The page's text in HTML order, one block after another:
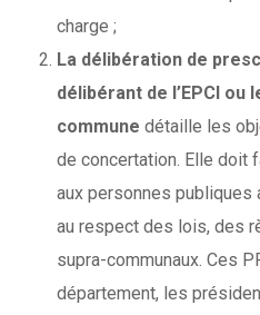
charge ;
La délibération de
délibérant de l’EPCI ou
commune détaille les
de concertation. Elle doit
aux personnes
au respect des lois, des
supra-communaux. Ces
département, les